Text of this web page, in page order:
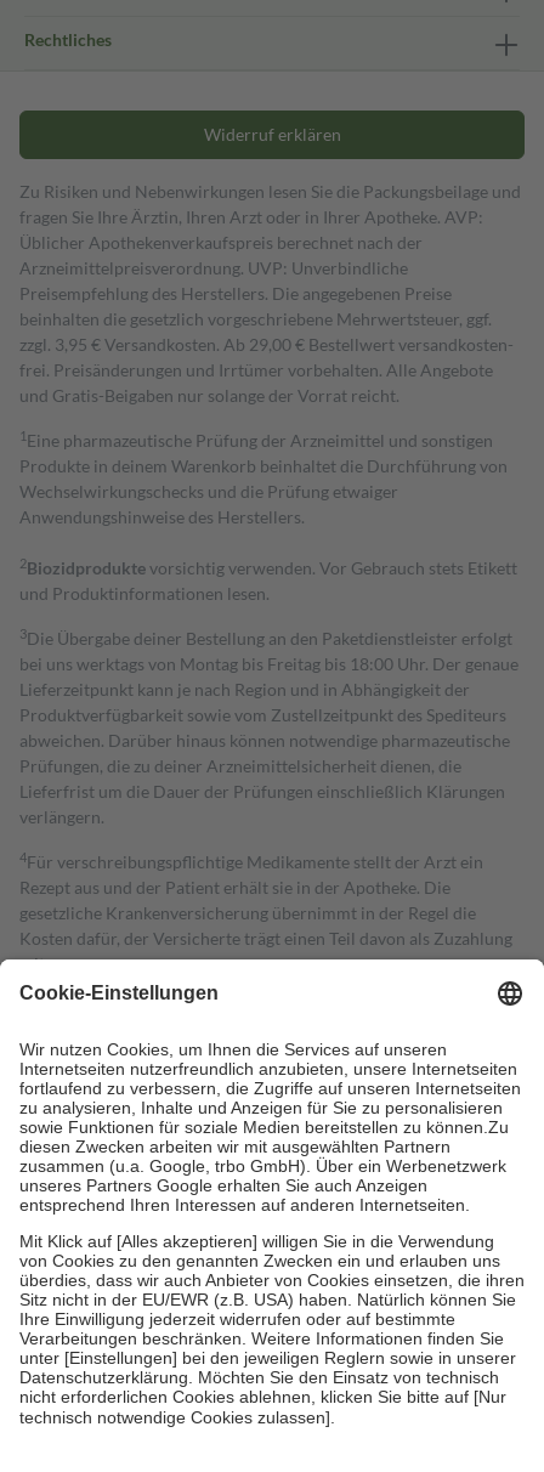
Rechtliches
Widerruf erklären
Zu Risiken und Nebenwirkungen lesen Sie die Packungsbeilage und
fragen Sie Ihre Ärztin, Ihren Arzt oder in Ihrer Apotheke. AVP:
Üblicher Apothekenverkaufspreis berechnet nach der
Arzneimittelpreisverordnung. UVP: Unverbindliche
Preisempfehlung des Herstellers. Die angegebenen Preise
beinhalten die gesetzlich vorgeschriebene Mehrwertsteuer, ggf.
zzgl. 3,95 € Versandkosten. Ab 29,00 € Bestell­wert versand­kosten­
frei. Preisänderungen und Irrtümer vorbehalten. Alle Angebote
und Gratis-Beigaben nur solange der Vorrat reicht.
1 Eine pharmazeutische Prüfung der Arzneimittel und sonstigen
Produkte in deinem Warenkorb beinhaltet die Durchführung von
Wechselwirkungschecks und die Prüfung etwaiger
Anwendungshinweise des Herstellers.
2Biozidproduktevorsichtig verwenden. Vor Gebrauch stets Etikett
und Produktinformationen lesen.
3Die Übergabe deiner Bestellung an den Paketdienstleister erfolgt
bei uns werktags von Montag bis Freitag bis 18:00 Uhr. Der genaue
Lieferzeitpunkt kann je nach Region und in Abhängigkeit der
Produktverfügbarkeit sowie vom Zustellzeitpunkt des Spediteurs
abweichen. Darüber hinaus können notwendige pharmazeutische
Prüfungen, die zu deiner Arzneimittelsicherheit dienen, die
Lieferfrist um die Dauer der Prüfungen einschließlich Klärungen
verlängern.
4Für verschreibungspflichtige Medikamente stellt der Arzt ein
Rezept aus und der Patient erhält sie in der Apotheke. Die
gesetzliche Krankenversicherung übernimmt in der Regel die
Kosten dafür, der Versicherte trägt einen Teil davon als Zuzahlung
mit.
Grundsätzlich leisten Mitglieder Zuzahlungen in Höhe von zehn
höchstens zehn Euro.
Es sind jedoch nie mehr als die tatsächlichen
Kosten der Leistung zu entrichten.
Diese Regeln gelten grundsätzlich auch für Online-Apotheken.
Bei Heilmitteln und häuslicher Krankenpflege beträgt die
Zuzahlung zehn Prozent der Kosten sowie zehn Euro je
Verordnung.
Um das Engagement der Versicherten für ihre eigene Gesundheit zu
stärken und die besondere Stellung der Familie zu unterstützen,
fallenkeine Zuzahlungenan bei:
• Kindern und Jugendlichen bis zum vollendeten 18. Lebensjahr
mit Ausnahme der Fahrkosten
• Untersuchungen zur Vorsorge und Früherkennung, die von der
GKV getragen werden
• empfohlenen Schutzimpfungen
• Harn- und Blutteststreifen